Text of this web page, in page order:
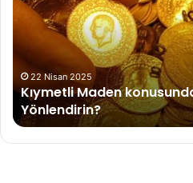
Yatırımlarınızı
Nasıl
Yönlendirin?
22 Nisan 2025
Kıymetli Maden konusunda
Yönlendirin?